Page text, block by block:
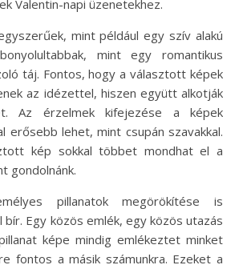
Valentin-napi üzenetekhez.
mint például egy szív alakú
mint egy romantikus
táj. Fontos, hogy a választott képek
az idézettel, hiszen együtt alkotják
Az érzelmek kifejezése a képek
erősebb lehet, mint csupán szavakkal.
kép sokkal többet mondhat el a
gondolnánk.
pillanatok megörökítése is
bír. Egy közös emlék, egy közös utazás
képe mindig emlékeztet minket
fontos a másik számunkra. Ezeket a